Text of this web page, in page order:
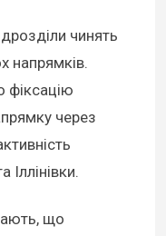
чинять
напрямків.
фіксацію
через
Іллінівки.
що